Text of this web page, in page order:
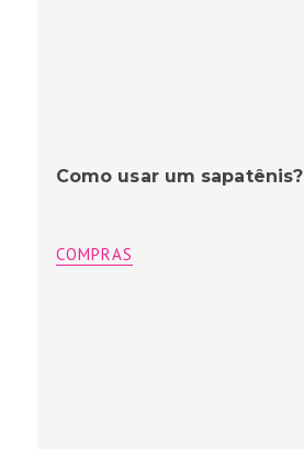
Como usar um sapatênis?
COMPRAS